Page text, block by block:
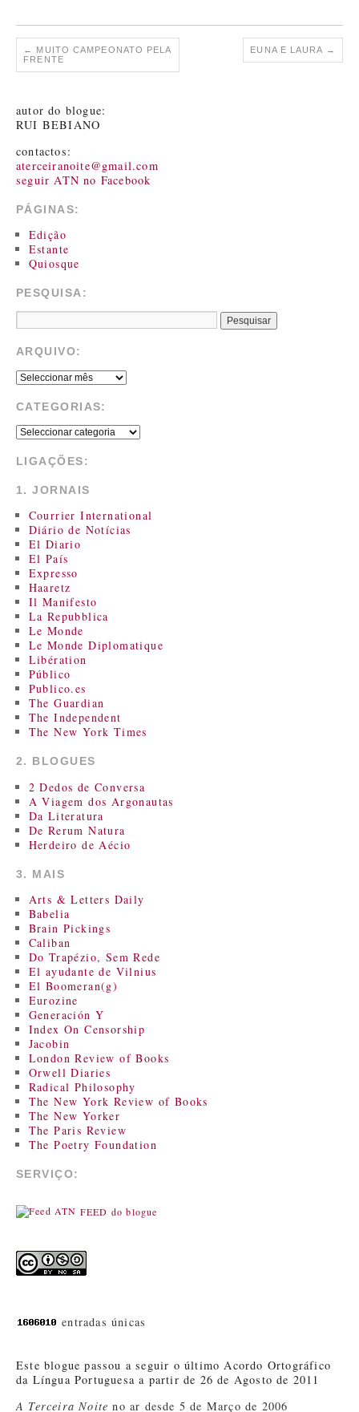
←
MUITO CAMPEONATO PELA
FRENTE
EUNA E LAURA →
autor do blogue:
RUI BEBIANO
contactos:
aterceiranoite@gmail.com
seguir ATN no Facebook
PÁGINAS:
Edição
Estante
Quiosque
PESQUISA:
ARQUIVO:
CATEGORIAS:
LIGAÇÕES:
1. JORNAIS
Courrier International
Diário de Notícias
El Diario
El País
Expresso
Haaretz
Il Manifesto
La Repubblica
Le Monde
Le Monde Diplomatique
Libération
Público
Publico.es
The Guardian
The Independent
The New York Times
2. BLOGUES
2 Dedos de Conversa
A Viagem dos Argonautas
Da Literatura
De Rerum Natura
Herdeiro de Aécio
3. MAIS
Arts & Letters Daily
Babelia
Brain Pickings
Caliban
Do Trapézio, Sem Rede
El ayudante de Vilnius
El Boomeran(g)
Eurozine
Generación Y
Index On Censorship
Jacobin
London Review of Books
Orwell Diaries
Radical Philosophy
The New York Review of Books
The New Yorker
The Paris Review
The Poetry Foundation
SERVIÇO:
FEED do blogue
entradas únicas
Este blogue passou a seguir o último Acordo Ortográfico
da Língua Portuguesa a partir de 26 de Agosto de 2011
A Terceira Noite no ar desde 5 de Março de 2006